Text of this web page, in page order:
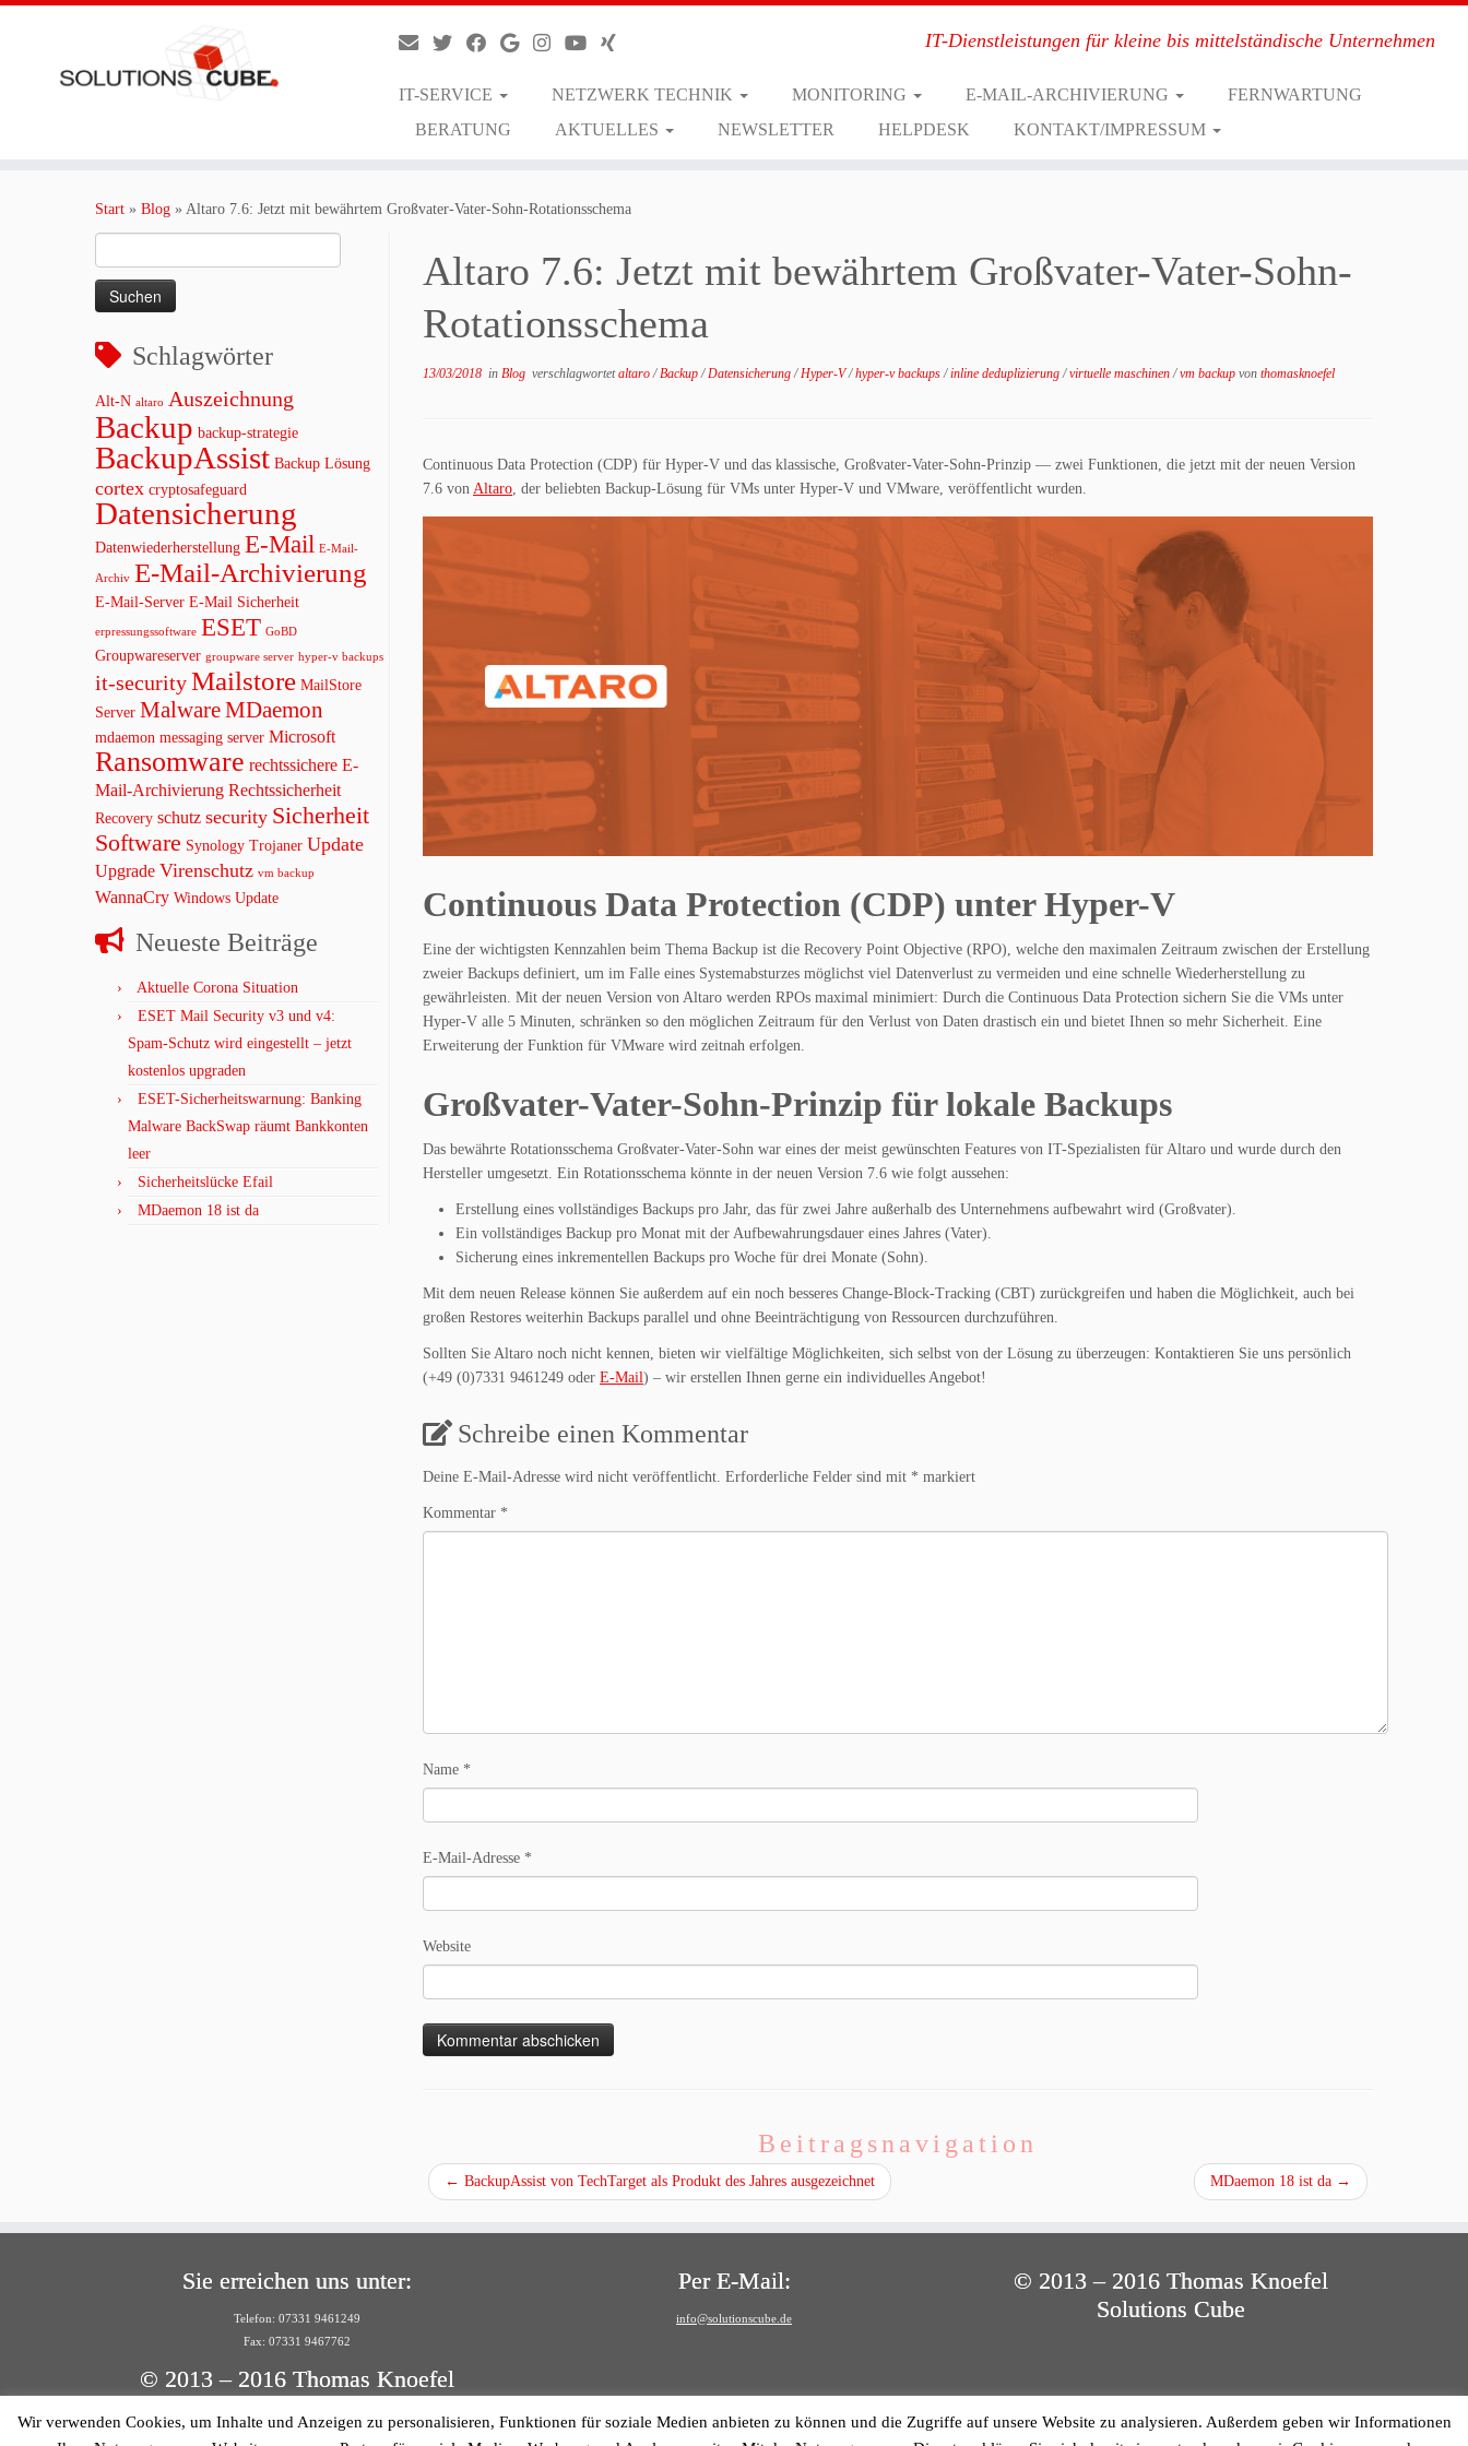
IT-Dienstleistungen für kleine bis mittelständische Unternehmen
IT-SERVICE NETZWERK TECHNIK MONITORING E-MAIL-ARCHIVIERUNG
FERNWARTUNG
BERATUNG
AKTUELLES NEWSLETTER HELPDESK KONTAKT/IMPRESSUM
Start » Blog » Altaro 7.6: Jetzt mit bewährtem Großvater-Vater-Sohn-Rotationsschema
nach:
Schlagwörter
Alt-N altaro Auszeichnung
Backup backup-strategie
BackupAssist Backup Lösung
cortex cryptosafeguard
Datensicherung
Datenwiederherstellung E-Mail E-Mail-
Archiv E-Mail-Archivierung
E-Mail-Server E-Mail Sicherheit
erpressungssoftware ESET GoBD
Groupwareserver groupware server hyper-v backups
it-securityMailstore MailStore
Server MalwareMDaemon
mdaemon messaging server Microsoft
Ransomware rechtssichere E-
Mail-Archivierung Rechtssicherheit
Recovery schutz security Sicherheit
Software Synology Trojaner Update
Upgrade Virenschutz vm backup
WannaCry Windows Update
Neueste Beiträge
Aktuelle Corona Situation
ESET Mail Security v3 und v4:
Spam-Schutz wird eingestellt – jetzt
kostenlos upgraden
ESET-Sicherheitswarnung: Banking
Malware BackSwap räumt Bankkonten
leer
Sicherheitslücke Efail
MDaemon 18 ist da
Altaro 7.6: Jetzt mit bewährtem Großvater-Vater-Sohn-
Rotationsschema
13/03/2018 in Blog verschlagwortetaltaro/Backup/Datensicherung/Hyper-V/hyper-v backups/inline deduplizierung/virtuelle maschinen/vm backup von thomasknoefel
Continuous Data Protection (CDP) für Hyper-V und das klassische, Großvater-Vater-Sohn-Prinzip — zwei Funktionen, die jetzt mit der neuen Version
7.6 von Altaro, der beliebten Backup-Lösung für VMs unter Hyper-V und VMware, veröffentlicht wurden.
Continuous Data Protection (CDP) unter Hyper-V
Eine der wichtigsten Kennzahlen beim Thema Backup ist die Recovery Point Objective (RPO), welche den maximalen Zeitraum zwischen der Erstellung
zweier Backups definiert, um im Falle eines Systemabsturzes möglichst viel Datenverlust zu vermeiden und eine schnelle Wiederherstellung zu
gewährleisten. Mit der neuen Version von Altaro werden RPOs maximal minimiert: Durch die Continuous Data Protection sichern Sie die VMs unter
Hyper-V alle 5 Minuten, schränken so den möglichen Zeitraum für den Verlust von Daten drastisch ein und bietet Ihnen so mehr Sicherheit. Eine
Erweiterung der Funktion für VMware wird zeitnah erfolgen.
Großvater-Vater-Sohn-Prinzip für lokale Backups
Das bewährte Rotationsschema Großvater-Vater-Sohn war eines der meist gewünschten Features von IT-Spezialisten für Altaro und wurde durch den
Hersteller umgesetzt. Ein Rotationsschema könnte in der neuen Version 7.6 wie folgt aussehen:
Erstellung eines vollständiges Backups pro Jahr, das für zwei Jahre außerhalb des Unternehmens aufbewahrt wird (Großvater).
Ein vollständiges Backup pro Monat mit der Aufbewahrungsdauer eines Jahres (Vater).
Sicherung eines inkrementellen Backups pro Woche für drei Monate (Sohn).
Mit dem neuen Release können Sie außerdem auf ein noch besseres Change-Block-Tracking (CBT) zurückgreifen und haben die Möglichkeit, auch bei
großen Restores weiterhin Backups parallel und ohne Beeinträchtigung von Ressourcen durchzuführen.
Sollten Sie Altaro noch nicht kennen, bieten wir vielfältige Möglichkeiten, sich selbst von der Lösung zu überzeugen: Kontaktieren Sie uns persönlich
(+49 (0)7331 9461249 oder E-Mail) – wir erstellen Ihnen gerne ein individuelles Angebot!
Schreibe einen Kommentar
Deine E-Mail-Adresse wird nicht veröffentlicht. Erforderliche Felder sind mit * markiert
Kommentar *
Name *
E-Mail-Adresse *
Website
Beitragsnavigation
← BackupAssist von TechTarget als Produkt des Jahres ausgezeichnet MDaemon 18 ist da →
Sie erreichen uns unter:
Telefon: 07331 9461249
Fax: 07331 9467762
© 2013 – 2016 Thomas Knoefel
Per E-Mail:
info@solutionscube.de
© 2013 – 2016 Thomas Knoefel
Solutions Cube
Wir verwenden Cookies, um Inhalte und Anzeigen zu personalisieren, Funktionen für soziale Medien anbieten zu können und die Zugriffe auf unsere Website zu analysieren. Außerdem geben wir Informationen